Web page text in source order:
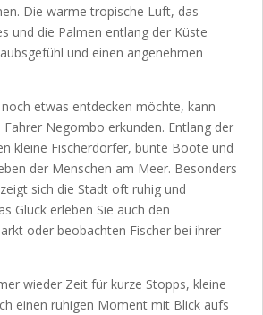
Die warme tropische Luft, das
und die Palmen entlang der Küste
und einen angenehmen
etwas entdecken möchte, kann
Negombo erkunden. Entlang der
kleine Fischerdörfer, bunte Boote und
der Menschen am Meer. Besonders
sich die Stadt oft ruhig und
Glück erleben Sie auch den
oder beobachten Fischer bei ihrer
wieder Zeit für kurze Stopps, kleine
einen ruhigen Moment mit Blick aufs